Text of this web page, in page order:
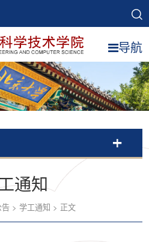
导航
通知
>学工通知 > 正文